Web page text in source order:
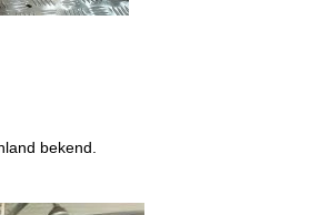
bekend.